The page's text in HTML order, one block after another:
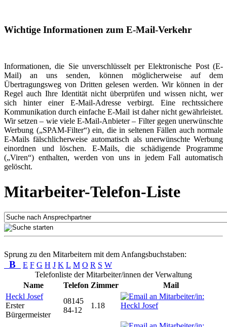
Wichtige Informationen zum E-Mail-Verkehr
Informationen, die Sie unverschlüsselt per Elektronische Post (E-
Mail) an uns senden, können möglicherweise auf dem
Übertragungsweg von Dritten gelesen werden. Wir können in der
Regel auch Ihre Identität nicht überprüfen und wissen nicht, wer
sich hinter einer E-Mail-Adresse verbirgt. Eine rechtssichere
Kommunikation durch einfache E-Mail ist daher nicht gewährleistet.
Wir setzen – wie viele E-Mail-Anbieter – Filter gegen unerwünschte
Werbung („SPAM-Filter“) ein, die in seltenen Fällen auch normale
E-Mails fälschlicherweise automatisch als unerwünschte Werbung
einordnen und löschen. E-Mails, die schädigende Programme
(„Viren“) enthalten, werden von uns in jedem Fall automatisch
gelöscht.
Mitarbeiter-Telefon-Liste
Sprung zu den Mitarbeitern mit dem Anfangsbuchstaben:
B E F G H J K L M O R S W
Telefonliste der Mitarbeiter/innen der Verwaltung
Name
Telefon Zimmer
Mail
Heckl Josef
Erster
Bürgermeister
08145
84-12
1.18